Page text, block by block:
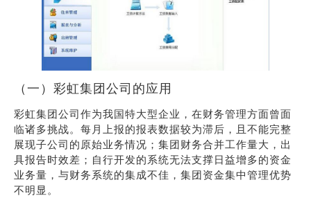
（一）彩虹集团公司的应用
彩虹集团公司作为我国特大型企业，在财务管理方面曾面
临诸多挑战。每月上报的报表数据较为滞后，且不能完整
展现子公司的原始业务情况；集团财务合并工作量大，出
具报告时效差；自行开发的系统无法支撑日益增多的资金
业务量，与财务系统的集成不佳，集团资金集中管理优势
不明显。